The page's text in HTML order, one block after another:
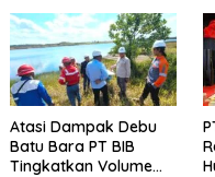
Atasi Dampak Debu
Batu Bara PT BIB
Tingkatkan Volume